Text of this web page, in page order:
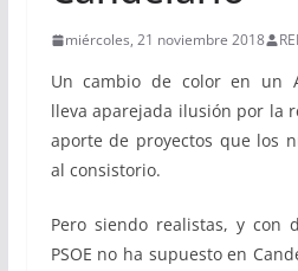
miércoles, 21 noviembre 2018
Un cambio de color en un
lleva aparejada ilusión por la
aporte de proyectos que los
al consistorio.
Pero siendo realistas, y con
PSOE no ha supuesto en